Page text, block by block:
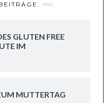
GLUTEN FREE
IM
MUTTERTAG